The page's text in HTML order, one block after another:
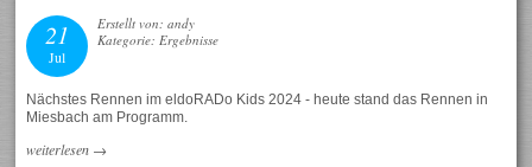
21
Jul
Erstellt von: andy
Kategorie: Ergebnisse
Nächstes Rennen im eldoRADo Kids 2024 - heute stand das Rennen in
Miesbach am Programm.
weiterlesen →